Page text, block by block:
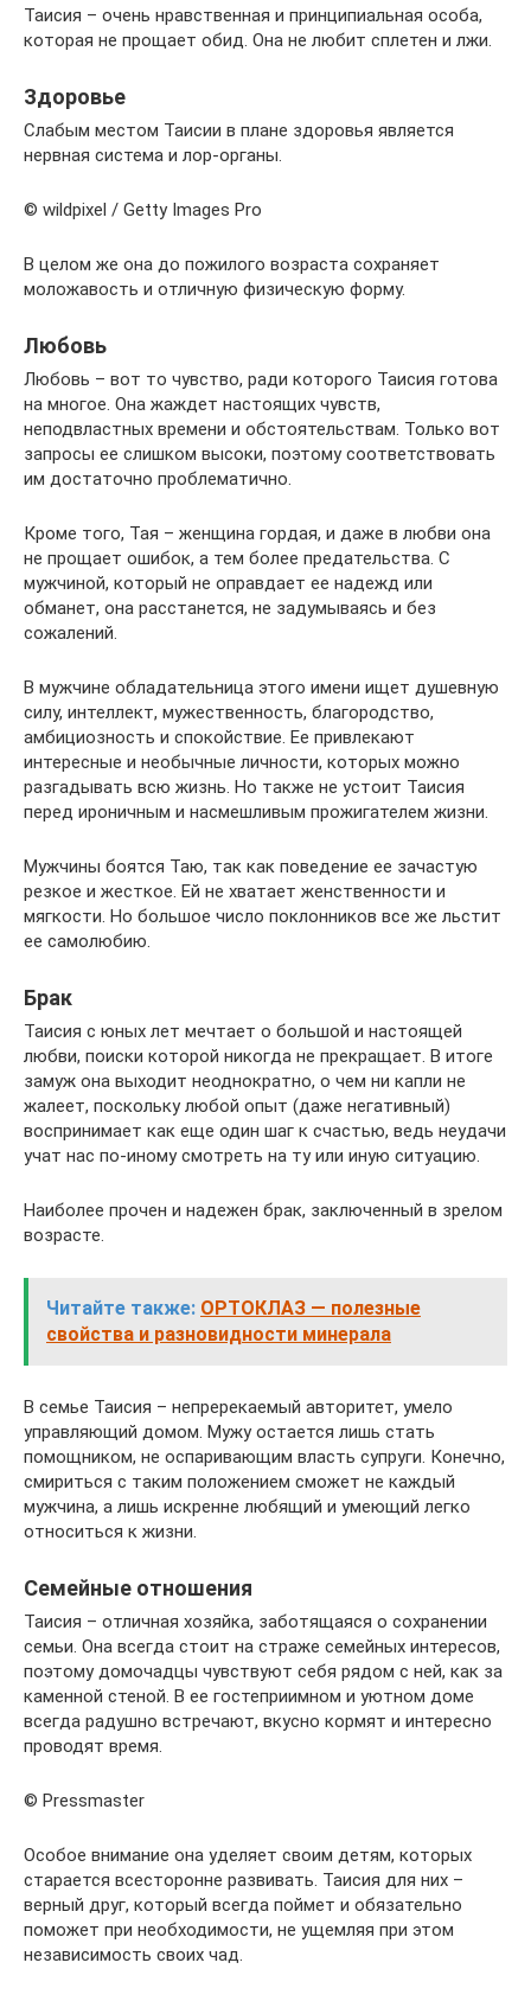
Таисия – очень нравственная и принципиальная особа,
которая не прощает обид. Она не любит сплетен и лжи.
Здоровье
Слабым местом Таисии в плане здоровья является
нервная система и лор-органы.
© wildpixel / Getty Images Pro
В целом же она до пожилого возраста сохраняет
моложавость и отличную физическую форму.
Любовь
Любовь – вот то чувство, ради которого Таисия готова
на многое. Она жаждет настоящих чувств,
неподвластных времени и обстоятельствам. Только вот
запросы ее слишком высоки, поэтому соответствовать
им достаточно проблематично.
Кроме того, Тая – женщина гордая, и даже в любви она
не прощает ошибок, а тем более предательства. С
мужчиной, который не оправдает ее надежд или
обманет, она расстанется, не задумываясь и без
сожалений.
В мужчине обладательница этого имени ищет душевную
силу, интеллект, мужественность, благородство,
амбициозность и спокойствие. Ее привлекают
интересные и необычные личности, которых можно
разгадывать всю жизнь. Но также не устоит Таисия
перед ироничным и насмешливым прожигателем жизни.
Мужчины боятся Таю, так как поведение ее зачастую
резкое и жесткое. Ей не хватает женственности и
мягкости. Но большое число поклонников все же льстит
ее самолюбию.
Брак
Таисия с юных лет мечтает о большой и настоящей
любви, поиски которой никогда не прекращает. В итоге
замуж она выходит неоднократно, о чем ни капли не
жалеет, поскольку любой опыт (даже негативный)
воспринимает как еще один шаг к счастью, ведь неудачи
учат нас по-иному смотреть на ту или иную ситуацию.
Наиболее прочен и надежен брак, заключенный в зрелом
возрасте.
Читайте также: ОРТОКЛАЗ — полезные
свойства и разновидности минерала
В семье Таисия – непререкаемый авторитет, умело
управляющий домом. Мужу остается лишь стать
помощником, не оспаривающим власть супруги. Конечно,
смириться с таким положением сможет не каждый
мужчина, а лишь искренне любящий и умеющий легко
относиться к жизни.
Семейные отношения
Таисия – отличная хозяйка, заботящаяся о сохранении
семьи. Она всегда стоит на страже семейных интересов,
поэтому домочадцы чувствуют себя рядом с ней, как за
каменной стеной. В ее гостеприимном и уютном доме
всегда радушно встречают, вкусно кормят и интересно
проводят время.
© Pressmaster
Особое внимание она уделяет своим детям, которых
старается всесторонне развивать. Таисия для них –
верный друг, который всегда поймет и обязательно
поможет при необходимости, не ущемляя при этом
независимость своих чад.